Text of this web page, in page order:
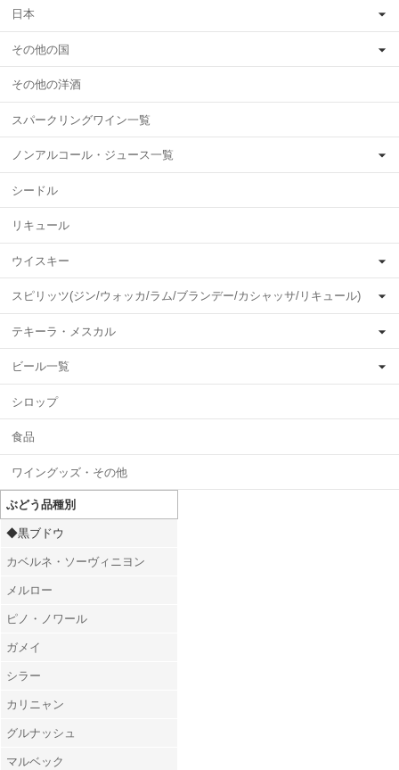
日本
その他の国
その他の洋酒
スパークリングワイン一覧
ノンアルコール・ジュース一覧
シードル
リキュール
ウイスキー
スピリッツ(ジン/ウォッカ/ラム/ブランデー/カシャッサ/リキュール)
テキーラ・メスカル
ビール一覧
シロップ
食品
ワイングッズ・その他
ぶどう品種別
◆黒ブドウ
カベルネ・ソーヴィニヨン
メルロー
ピノ・ノワール
ガメイ
シラー
カリニャン
グルナッシュ
マルベック